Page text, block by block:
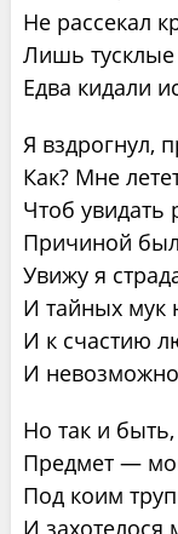
Не рассекал
Лишь тусклые
Едва кидали
Я вздрогнул,
Как? Мне
Чтоб увидать
Причиной
Увижу я
И тайных мук
И к счастию
И невозможно
Но так и
Предмет —
Под коим
И захотелося